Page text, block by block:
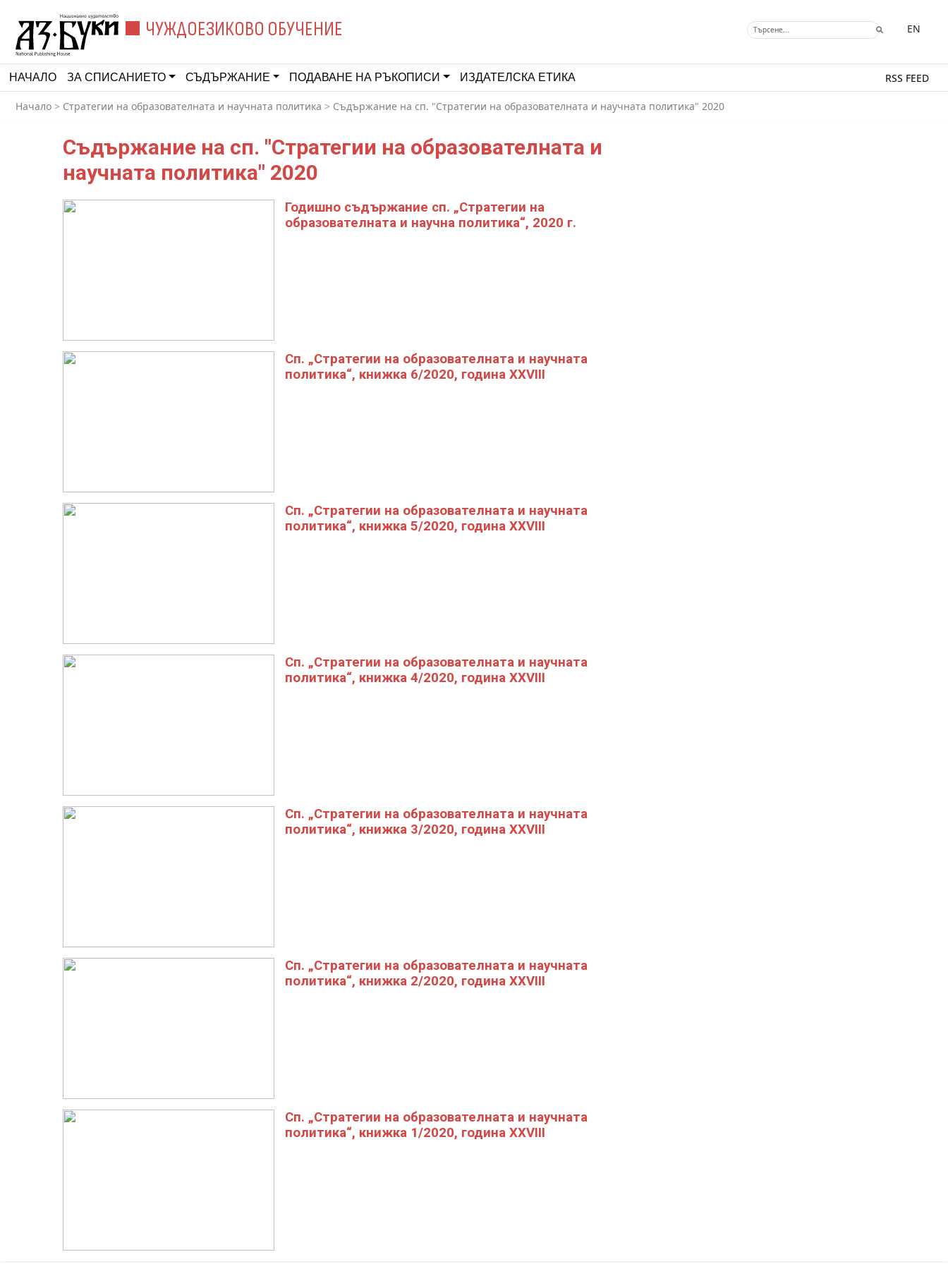
ЧУЖДОЕЗИКОВО ОБУЧЕНИЕ EN
НАЧАЛО ЗА СПИСАНИЕТО СЪДЪРЖАНИЕ ПОДАВАНЕ НА РЪКОПИСИ ИЗДАТЕЛСКА ЕТИКА RSS FEED
Начало > Стратегии на образователната и научната политика > Съдържание на сп. "Стратегии на образователната и научната политика" 2020
Съдържание на сп. "Стратегии на образователната и
научната политика" 2020
Годишно съдържание сп. „Стратегии на
образователната и научна политика“, 2020 г.
Сп. „Стратегии на образователната и научната
политика“, книжка 6/2020, година XXVIII
Сп. „Стратегии на образователната и научната
политика“, книжка 5/2020, година XXVIII
Сп. „Стратегии на образователната и научната
политика“, книжка 4/2020, година XXVIII
Сп. „Стратегии на образователната и научната
политика“, книжка 3/2020, година XXVIII
Сп. „Стратегии на образователната и научната
политика“, книжка 2/2020, година XXVIII
Сп. „Стратегии на образователната и научната
политика“, книжка 1/2020, година XXVIII